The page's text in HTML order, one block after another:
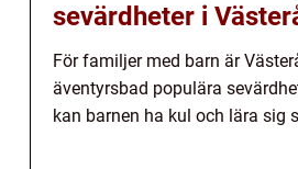
sevärdheter i
För familjer med barn är
äventyrsbad populära
kan barnen ha kul och lära sig